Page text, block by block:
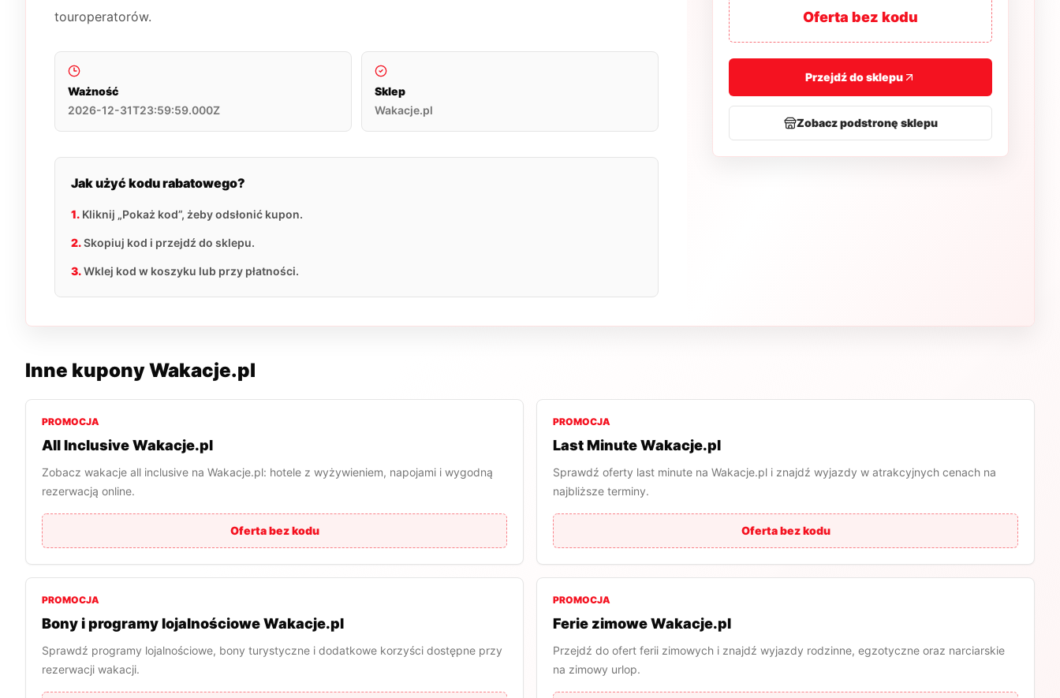
touroperatorów.
Ważność
2026-12-31T23:59:59.000Z
Sklep
Wakacje.pl
Jak użyć kodu rabatowego?
1. Kliknij „Pokaż kod”, żeby odsłonić kupon.
2.Skopiuj kod i przejdź do sklepu.
3.Wklej kod w koszyku lub przy płatności.
Oferta bez kodu
Przejdź do sklepu
Zobacz podstronę sklepu
Inne kuponyWakacje.pl
PROMOCJA
All Inclusive Wakacje.pl
Zobacz wakacje all inclusive na Wakacje.pl: hotele z wyżywieniem, napojami i wygodną
rezerwacją online.
Oferta bez kodu
PROMOCJA
Last Minute Wakacje.pl
Sprawdź oferty last minute na Wakacje.pl i znajdź wyjazdy w atrakcyjnych cenach na
najbliższe terminy.
Oferta bez kodu
PROMOCJA
Bony i programy lojalnościowe Wakacje.pl
Sprawdź programy lojalnościowe, bony turystyczne i dodatkowe korzyści dostępne przy
rezerwacji wakacji.
PROMOCJA
Ferie zimowe Wakacje.pl
Przejdź do ofert ferii zimowych i znajdź wyjazdy rodzinne, egzotyczne oraz narciarskie
na zimowy urlop.